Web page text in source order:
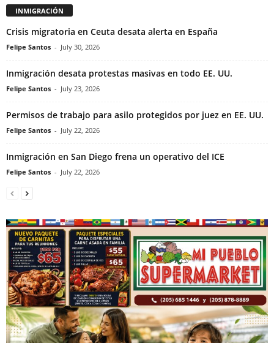
INMIGRACIÓN
Crisis migratoria en Ceuta desata alerta en España
Felipe Santos - July 30, 2026
Inmigración desata protestas masivas en todo EE. UU.
Felipe Santos - July 23, 2026
Permisos de trabajo para asilo protegidos por juez en EE. UU.
Felipe Santos - July 22, 2026
Inmigración en San Diego frena un operativo del ICE
Felipe Santos - July 22, 2026